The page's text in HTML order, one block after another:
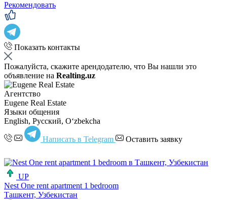
Рекомендовать
Показать контакты
Пожалуйста, скажите арендодателю, что Вы нашли это
объявление на Realting.uz
Агентство
Eugene Real Estate
Языки общения
English, Русский, Oʻzbekcha
Написать в Telegram Оставить заявку
UP
Nest One rent apartment 1 bedroom
Ташкент, Узбекистан